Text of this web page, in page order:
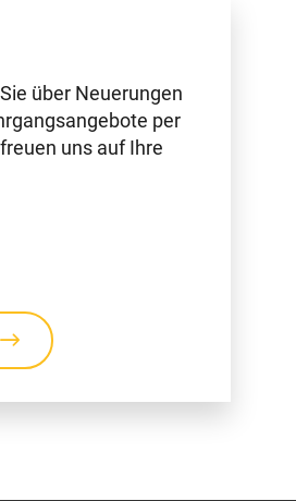
über Neuerungen
per
uns auf Ihre